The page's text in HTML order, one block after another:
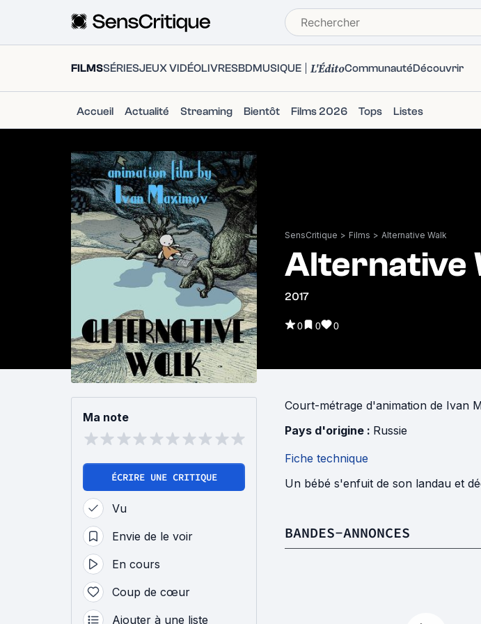
FILMSSÉRIESJEUX VIDÉOLIVRESBDMUSIQUE L'ÉditoCommunautéDécouvrir
Accueil Actualité Streaming Bientôt Films 2026 Tops Listes
SensCritique > Films > Alternative Walk
Alternative
2017
0 0 0
Ma note
ÉCRIRE UNE CRITIQUE
Vu
Envie de le voir
En cours
Coup de cœur
Ajouter à une liste
Court-métrage d'animation de Ivan
Pays d'origine : Russie
Fiche technique
Un bébé s'enfuit de son landau et
BANDES-ANNONCES